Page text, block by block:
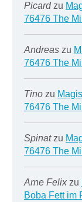
Picardzu
76476 The
Andreaszu
76476 The
Tinozu
76476 The
Spinatzu
76476 The
Arne Felixzu
Boba Fett im